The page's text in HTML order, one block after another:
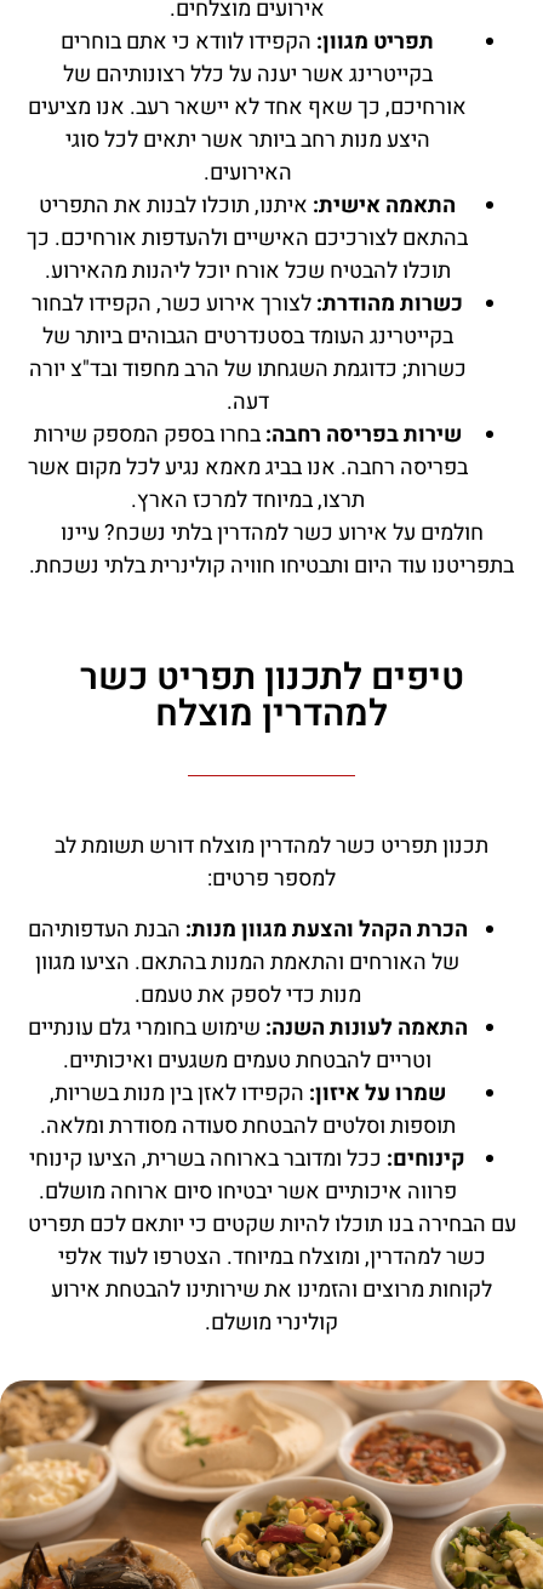
אירועים מוצלחים.
תפריט מגוון: הקפידו לוודא כי אתם בוחרים
בקייטרינג אשר יענה על כלל רצונותיהם של
אורחיכם, כך שאף אחד לא יישאר רעב. אנו מציעים
היצע מנות רחב ביותר אשר יתאים לכל סוגי
האירועים.
התאמה אישית: איתנו, תוכלו לבנות את התפריט
בהתאם לצורכיכם האישיים ולהעדפות אורחיכם. כך
תוכלו להבטיח שכל אורח יוכל ליהנות מהאירוע.
כשרות מהודרת:לצורך אירוע כשר, הקפידו לבחור
בקייטרינג העומד בסטנדרטים הגבוהים ביותר של
כשרות; כדוגמת השגחתו של הרב מחפוד ובד"צ יורה
דעה.
שירות בפריסה רחבה:בחרו בספק המספק שירות
בפריסה רחבה. אנו בביג מאמא נגיע לכל מקום אשר
תרצו, במיוחד למרכז הארץ.
חולמים על אירוע כשר למהדרין בלתי נשכח? עיינו
בתפריטנו עוד היום ותבטיחו חוויה קולינרית בלתי נשכחת.
טיפים לתכנון תפריט כשר
למהדרין מוצלח
תכנון תפריט כשר למהדרין מוצלח דורש תשומת לב
למספר פרטים:
הכרת הקהל והצעת מגוון מנות: הבנת העדפותיהם
של האורחים והתאמת המנות בהתאם. הציעו מגוון
מנות כדי לספק את טעמם.
התאמה לעונות השנה: שימוש בחומרי גלם עונתיים
וטריים להבטחת טעמים משגעים ואיכותיים.
שמרו על איזון: הקפידו לאזן בין מנות בשריות,
תוספות וסלטים להבטחת סעודה מסודרת ומלאה.
קינוחים: ככל ומדובר בארוחה בשרית, הציעו קינוחי
פרווה איכותיים אשר יבטיחו סיום ארוחה מושלם.
עם הבחירה בנו תוכלו להיות שקטים כי יותאם לכם תפריט
כשר למהדרין, ומוצלח במיוחד. הצטרפו לעוד אלפי
לקוחות מרוצים והזמינו את שירותינו להבטחת אירוע
קולינרי מושלם.